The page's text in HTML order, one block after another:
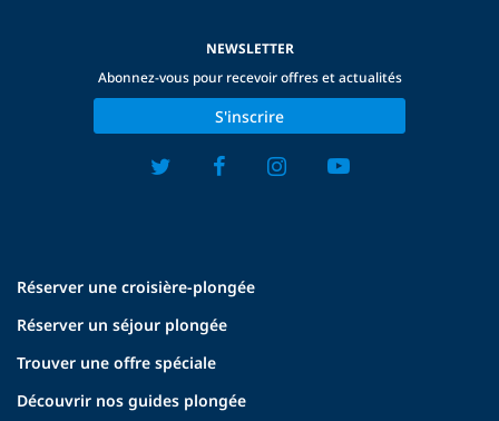
Réserver une croisière-plongée
Réserver un séjour plongée
Trouver une offre spéciale
Découvrir nos guides plongée
NEWSLETTER
Abonnez-vous pour recevoir offres et actualités
S'inscrire